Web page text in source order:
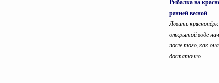
Рыбалка на
ранней весной
Ловить
открытой воде
после того, как она
достаточно...